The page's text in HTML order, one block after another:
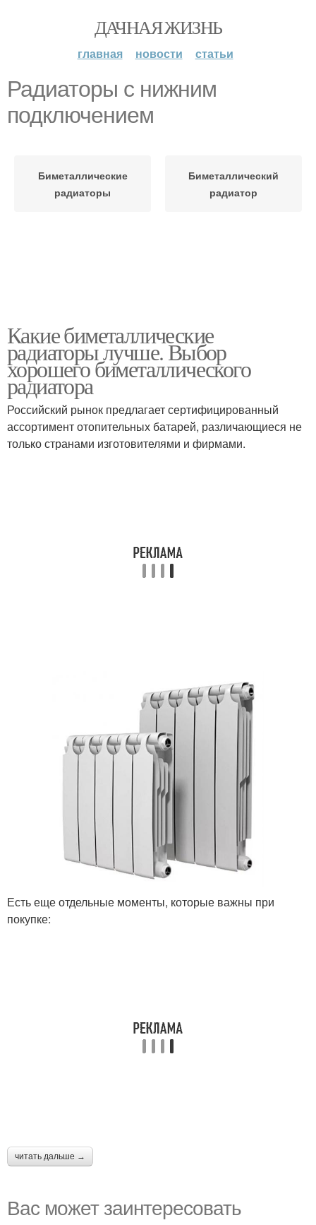
ДАЧНАЯ ЖИЗНЬ
главная новости статьи
Радиаторы с нижним
подключением
Биметаллические
радиаторы
Биметаллический
радиатор
Какие биметаллические
радиаторы лучше. Выбор
хорошего биметаллического
радиатора
Российский рынок предлагает сертифицированный
ассортимент отопительных батарей, различающиеся не
только странами изготовителями и фирмами.
Есть еще отдельные моменты, которые важны при
покупке:
читать дальше →
Вас может заинтересовать